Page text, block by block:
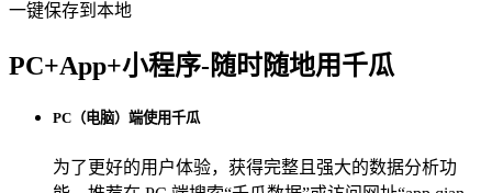
一键保存到本地
PC+App+小程序-随时随地用千瓜
PC（电脑）端使用千瓜
为了更好的用户体验，获得完整且强大的数据分析功